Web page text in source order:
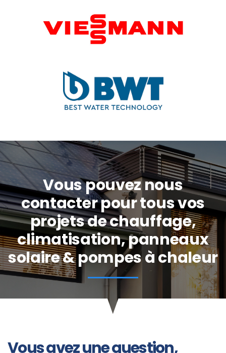
Vous pouvez nous
contacter pour tous vos
projets de chauffage,
climatisation, panneaux
solaire & pompes à chaleur
Vous avez une question,